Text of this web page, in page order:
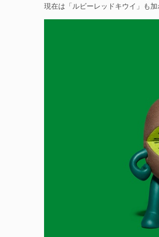
現在は「ルビーレッドキウイ」も